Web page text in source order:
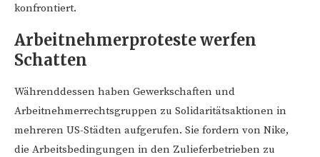
konfrontiert.
Arbeitnehmerproteste werfen
Schatten
Währenddessen haben Gewerkschaften und
Arbeitnehmerrechtsgruppen zu Solidaritätsaktionen in
mehreren US-Städten aufgerufen. Sie fordern von Nike,
die Arbeitsbedingungen in den Zulieferbetrieben zu